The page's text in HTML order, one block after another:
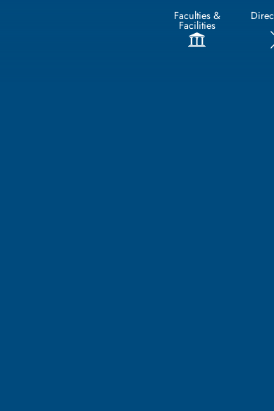
Faculties &
Facilities